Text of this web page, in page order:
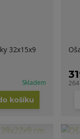
32x15x9
Skladem
košíku
264